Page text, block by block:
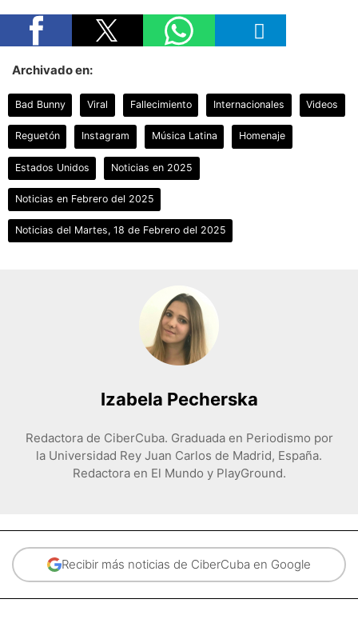
Archivado en:
Bad Bunny Viral Fallecimiento Internacionales Videos
Reguetón Instagram Música Latina Homenaje
Estados Unidos Noticias en 2025
Noticias en Febrero del 2025
Noticias del Martes, 18 de Febrero del 2025
Izabela Pecherska
Redactora de CiberCuba. Graduada en Periodismo por
la Universidad Rey Juan Carlos de Madrid, España.
Redactora en El Mundo y PlayGround.
Recibir más noticias de CiberCuba en Google